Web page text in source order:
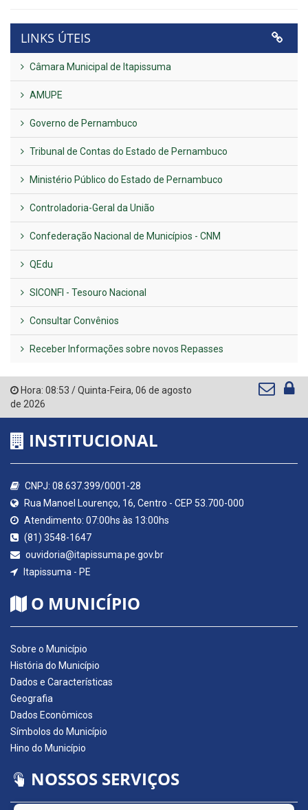
LINKS ÚTEIS
Câmara Municipal de Itapissuma
AMUPE
Governo de Pernambuco
Tribunal de Contas do Estado de Pernambuco
Ministério Público do Estado de Pernambuco
Controladoria-Geral da União
Confederação Nacional de Municípios - CNM
QEdu
SICONFI - Tesouro Nacional
Consultar Convênios
Receber Informações sobre novos Repasses
Hora: 08:53 /Quinta-Feira, 06 de agosto
de 2026
INSTITUCIONAL
CNPJ: 08.637.399/0001-28
Rua Manoel Lourenço, 16, Centro - CEP 53.700-000
Atendimento: 07:00hs às 13:00hs
(81) 3548-1647
ouvidoria@itapissuma.pe.gov.br
Itapissuma - PE
O MUNICÍPIO
Sobre o Município
História do Município
Dados e Características
Geografia
Dados Econômicos
Símbolos do Município
Hino do Município
NOSSOS SERVIÇOS